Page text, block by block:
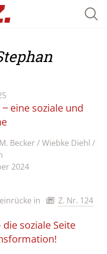
eine soziale und
Becker / Wiebke Diehl /
2024
in
Z. Nr. 124
soziale Seite